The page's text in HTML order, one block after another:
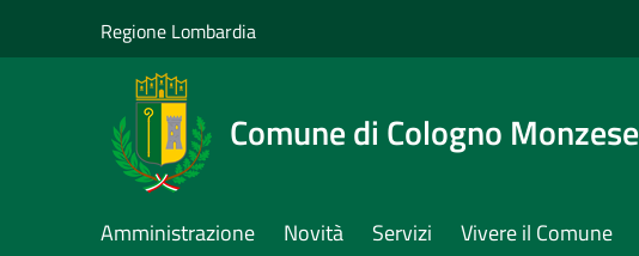
Regione Lombardia
Comune di Cologno Monzese
Amministrazione Novità Servizi Vivere il Comune